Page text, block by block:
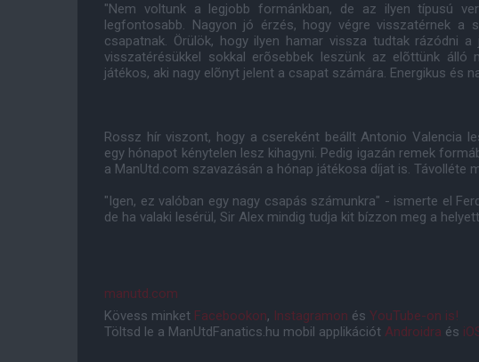
"Nem voltunk a legjobb formánkban, de az ilyen típusú
legfontosabb. Nagyon jó érzés, hogy végre visszatérnek a
csapatnak. Örülök, hogy ilyen hamar vissza tudtak rázódni
visszatérésükkel sokkal erõsebbek leszünk az elõttünk álló
játékos, aki nagy elõnyt jelent a csapat számára. Energikus és
Rossz hír viszont, hogy a csereként beállt Antonio Valencia
egy hónapot kénytelen lesz kihagyni. Pedig igazán remek
a ManUtd.com szavazásán a hónap játékosa díjat is. Távolléte
"Igen, ez valóban egy nagy csapás számunkra" - ismerte el
de ha valaki lesérül, Sir Alex mindig tudja kit bízzon meg a
manutd.com
Kövess minket Facebookon, Instagramon és YouTube-on is!
Töltsd le a ManUtdFanatics.hu mobil applikációt Androidra és